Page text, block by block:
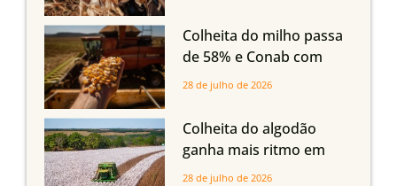
em Mato Grosso, aponta
Imea
Colheita do milho passa
de 58% e Conab com
boas produtividades em
quedas em Tocantins,
Maranhão e Piauí
28 de julho de 2026
Colheita do algodão
ganha mais ritmo em
Mato Grosso, Mato
28 de julho de 2026